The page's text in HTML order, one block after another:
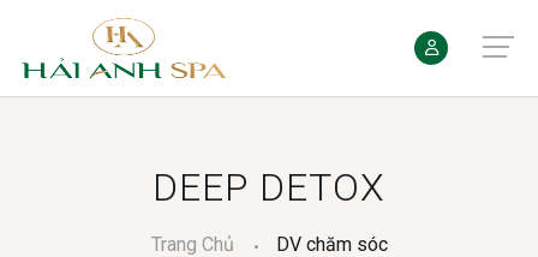
DEEP DETOX
Trang Chủ DV chăm sóc